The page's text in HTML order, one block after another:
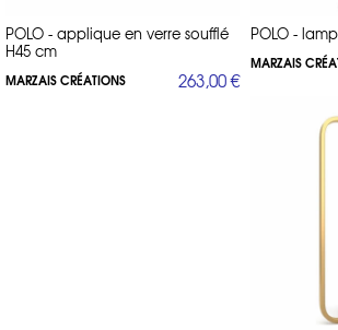
POLO - applique en verre soufflé
H45 cm
MARZAIS CRÉATIONS 263,00 €
POLO -
MARZAIS